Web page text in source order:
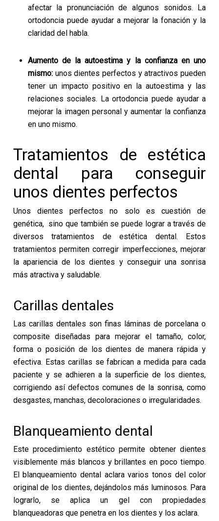
afectar la pronunciación de algunos sonidos. La
ortodoncia puede ayudar a mejorar la fonación y la
claridad del habla.
Aumento de la autoestima y la confianza en uno
mismo: unos dientes perfectos y atractivos pueden
tener un impacto positivo en la autoestima y las
relaciones sociales. La ortodoncia puede ayudar a
mejorar la imagen personal y aumentar la confianza
en uno mismo.
Tratamientos de estética
dental para conseguir
unos dientes perfectos
Unos dientes perfectos no solo es cuestión de
genética, sino que también se puede lograr a través de
diversos tratamientos de estética dental. Estos
tratamientos permiten corregir imperfecciones, mejorar
la apariencia de los dientes y conseguir una sonrisa
más atractiva y saludable.
Carillas dentales
Las carillas dentales son finas láminas de porcelana o
composite diseñadas para mejorar el tamaño, color,
forma o posición de los dientes de manera rápida y
efectiva. Estas carillas se fabrican a medida para cada
paciente y se adhieren a la superficie de los dientes,
corrigiendo así defectos comunes de la sonrisa, como
desgastes, manchas, decoloraciones o irregularidades.
Blanqueamiento dental
Este procedimiento estético permite obtener dientes
visiblemente más blancos y brillantes en poco tiempo.
El blanqueamiento dental aclara varios tonos del color
original de los dientes, dejándolos más luminosos. Para
lograrlo, se aplica un gel con propiedades
blanqueadoras que penetra en los dientes y los aclara.